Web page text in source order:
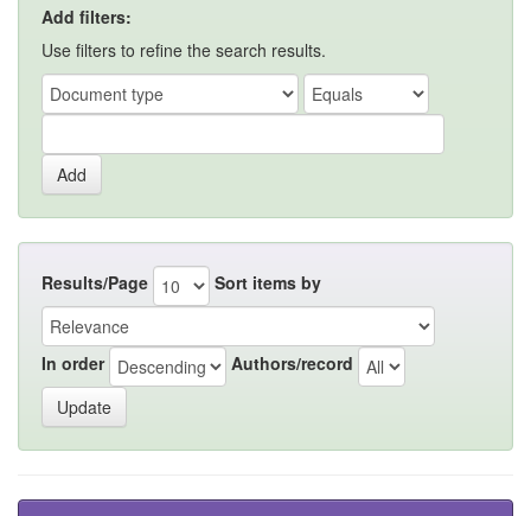
Add filters:
Use filters to refine the search results.
Results/Page Sort items by
In order Authors/record